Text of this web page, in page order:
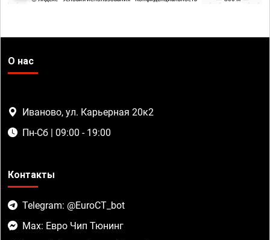
О нас
Иваново, ул. Карьерная 20к2
Пн-Сб | 09:00 - 19:00
Контакты
Telegram: @EuroCT_bot
Max: Евро Чип Тюнинг